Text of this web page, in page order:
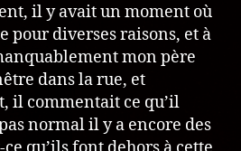
il y avait un moment où
pour diverses raisons, et à
mon père
dans la rue, et
il commentait ce qu’il
normal il y a encore des